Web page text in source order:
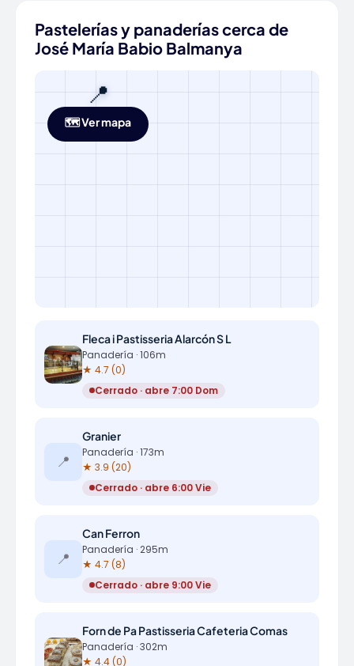
Pastelerías y panaderías cerca de
José María Babio Balmanya
📍
🗺️ Ver mapa
Fleca i Pastisseria Alarcón S L
Panadería · 106m
★ 4.7 (0)
Cerrado · abre 7:00 Dom
📍
Granier
Panadería · 173m
★ 3.9 (20)
Cerrado · abre 6:00 Vie
📍
Can Ferron
Panadería · 295m
★ 4.7 (8)
Cerrado · abre 9:00 Vie
Forn de Pa Pastisseria Cafeteria Comas
Panadería · 302m
★ 4.4 (0)